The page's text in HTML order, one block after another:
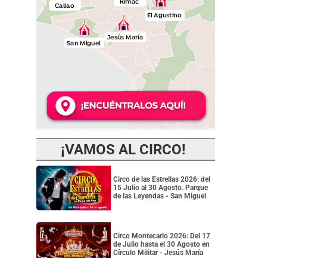
¡VAMOS AL CIRCO!
Circo de las Estrellas 2026: del
15 Julio al 30 Agosto. Parque
de las Leyendas - San Miguel
Circo Montecarlo 2026: Del 17
de Julio hasta el 30 Agosto en
Círculo Militar - Jesús María